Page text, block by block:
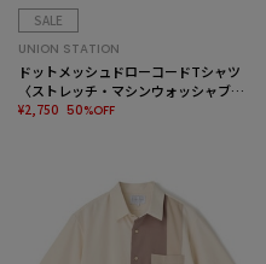
SALE
UNION STATION
ドットメッシュドローコードTシャツ
〈ストレッチ・マシンウォッシャブ
ル・軽量・接触冷感・通気性〉
¥2,750 50%OFF